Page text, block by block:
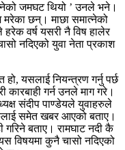
जमघट थियो ’ उनले भने।
मरेका छन्। माछा समात्नेको
वर्ष यसरी नै विष हालेर
नदिएको युवा नेता प्रकाश
हो, यसलाई नियन्त्रण गर्नु पर्छ
गर्न उनले माग गरे।
संदीप पाण्डेयले युवाहरुले
समेत खबर आएको बताए।
गरिने बताए। रामघाट नदी कै
विषयमा कुनै चासो नदिएको